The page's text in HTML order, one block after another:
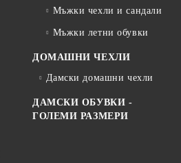
Мъжки чехли и сандали
Мъжки летни обувки
ДОМАШНИ ЧЕХЛИ
Дамски домашни чехли
ДАМСКИ ОБУВКИ -
ГОЛЕМИ РАЗМЕРИ